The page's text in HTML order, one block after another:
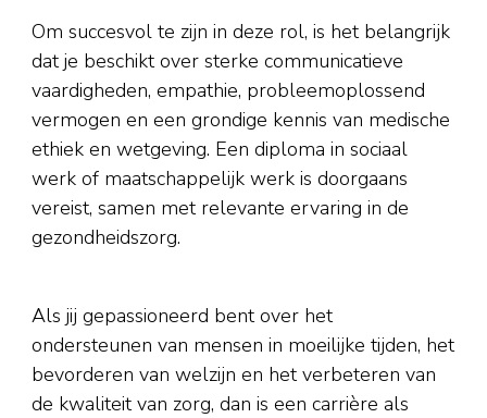
Om succesvol te zijn in deze rol, is het belangrijk
dat je beschikt over sterke communicatieve
vaardigheden, empathie, probleemoplossend
vermogen en een grondige kennis van medische
ethiek en wetgeving. Een diploma in sociaal
werk of maatschappelijk werk is doorgaans
vereist, samen met relevante ervaring in de
gezondheidszorg.
Als jij gepassioneerd bent over het
ondersteunen van mensen in moeilijke tijden, het
bevorderen van welzijn en het verbeteren van
de kwaliteit van zorg, dan is een carrière als